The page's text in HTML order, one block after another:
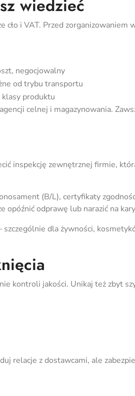
wiedzieć
i VAT. Przed zorganizowaniem
negocjowalny
od trybu transportu
klasy produktu
celnej i magazynowania.
inspekcję zewnętrznej firmie,
(B/L), certyfikaty
opóźnić odprawę lub narazić na
dla żywności,
kontroli jakości. Unikaj też zbyt
relacje z dostawcami, ale